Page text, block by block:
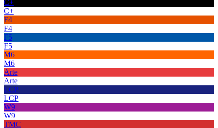
C+
C+
F4
F4
F5
F5
M6
M6
Arte
Arte
LCP
LCP
W9
W9
TMC